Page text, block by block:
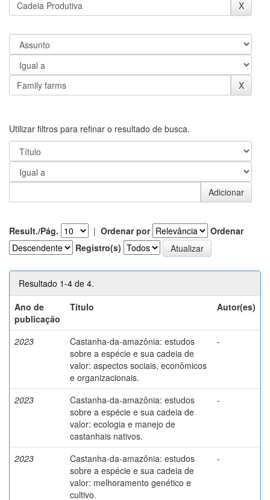
Utilizar filtros para refinar o resultado de busca.
Result./Pág. | Ordenar por
Ordenar
Registro(s)
Resultado 1-4 de 4.
Ano de
publicação
Título Autor(es)
2023
Castanha-da-amazônia: estudos
sobre a espécie e sua cadeia de
valor: aspectos sociais, econômicos
e organizacionais.
-
2023
Castanha-da-amazônia: estudos
sobre a espécie e sua cadeia de
valor: ecologia e manejo de
castanhais nativos.
-
2023
Castanha-da-amazônia: estudos
sobre a espécie e sua cadeia de
valor: melhoramento genético e
cultivo.
-